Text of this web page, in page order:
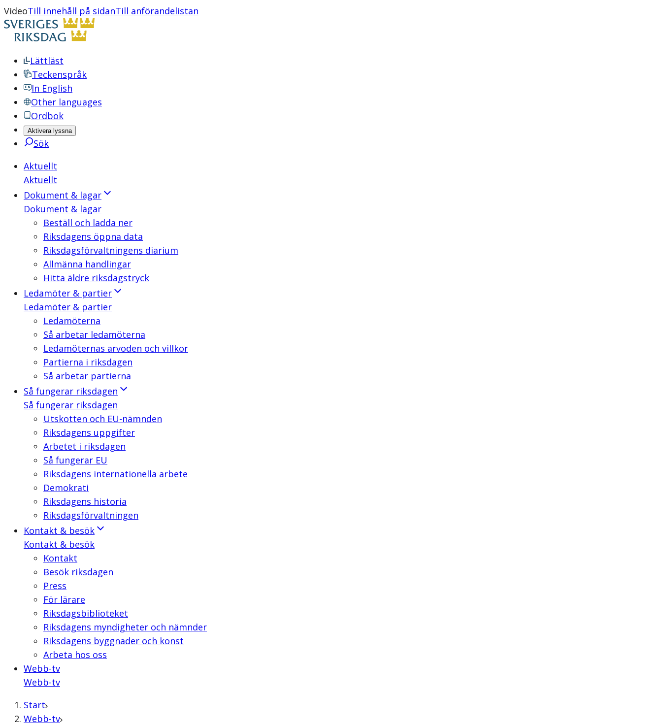
VideoTill innehåll på sidanTill anförandelistan
Lättläst
Teckenspråk
In English
Other languages
Ordbok
Aktivera lyssna
Sök
Aktuellt
Aktuellt
Dokument & lagar
Dokument & lagar
Beställ och ladda ner
Riksdagens öppna data
Riksdagsförvaltningens diarium
Allmänna handlingar
Hitta äldre riksdagstryck
Ledamöter & partier
Ledamöter & partier
Ledamöterna
Så arbetar ledamöterna
Ledamöternas arvoden och villkor
Partierna i riksdagen
Så arbetar partierna
Så fungerar riksdagen
Så fungerar riksdagen
Utskotten och EU-nämnden
Riksdagens uppgifter
Arbetet i riksdagen
Så fungerar EU
Riksdagens internationella arbete
Demokrati
Riksdagens historia
Riksdagsförvaltningen
Kontakt & besök
Kontakt & besök
Kontakt
Besök riksdagen
Press
För lärare
Riksdagsbiblioteket
Riksdagens myndigheter och nämnder
Riksdagens byggnader och konst
Arbeta hos oss
Webb-tv
Webb-tv
Start
Webb-tv